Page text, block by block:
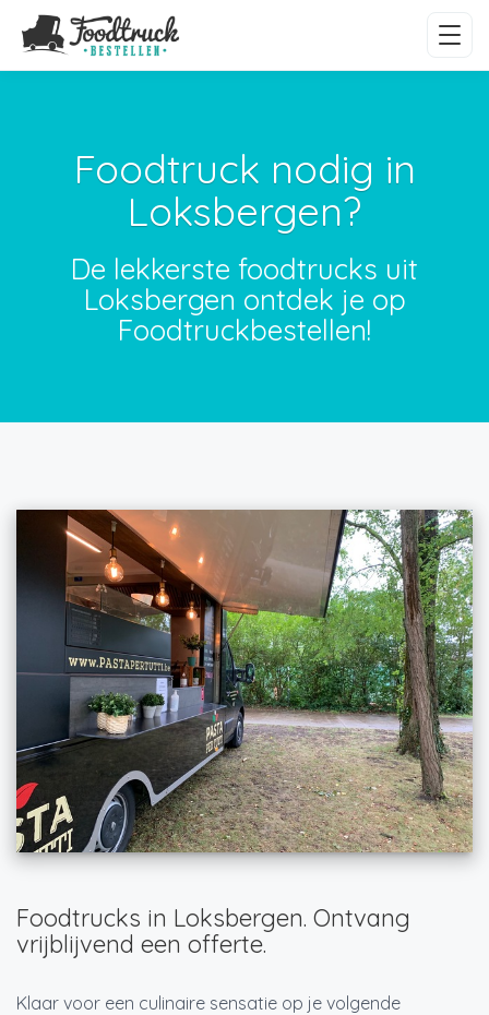
Foodtruck nodig in
Loksbergen?
De lekkerste foodtrucks uit
Loksbergen ontdek je op
Foodtruckbestellen!
Foodtrucks in Loksbergen. Ontvang
vrijblijvend een offerte.
Klaar voor een culinaire sensatie op je volgende